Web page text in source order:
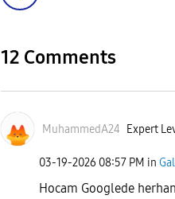
12 Comments
MuhammedA24 Expert
‎03-19-2026 08:57 PM in
Hocam Googlede